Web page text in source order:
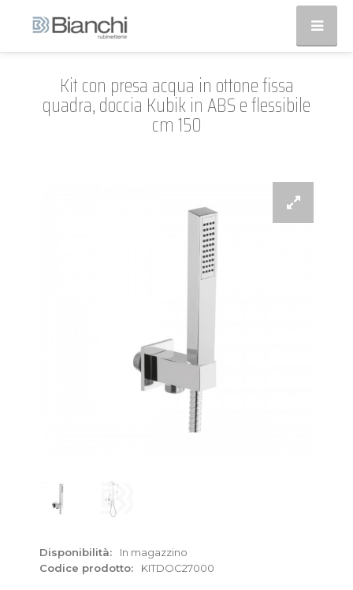
Kit con presa acqua in ottone fissa
quadra, doccia Kubik in ABS e flessibile
cm 150
Disponibilità:
In magazzino
Codice prodotto:
KITDOC27000